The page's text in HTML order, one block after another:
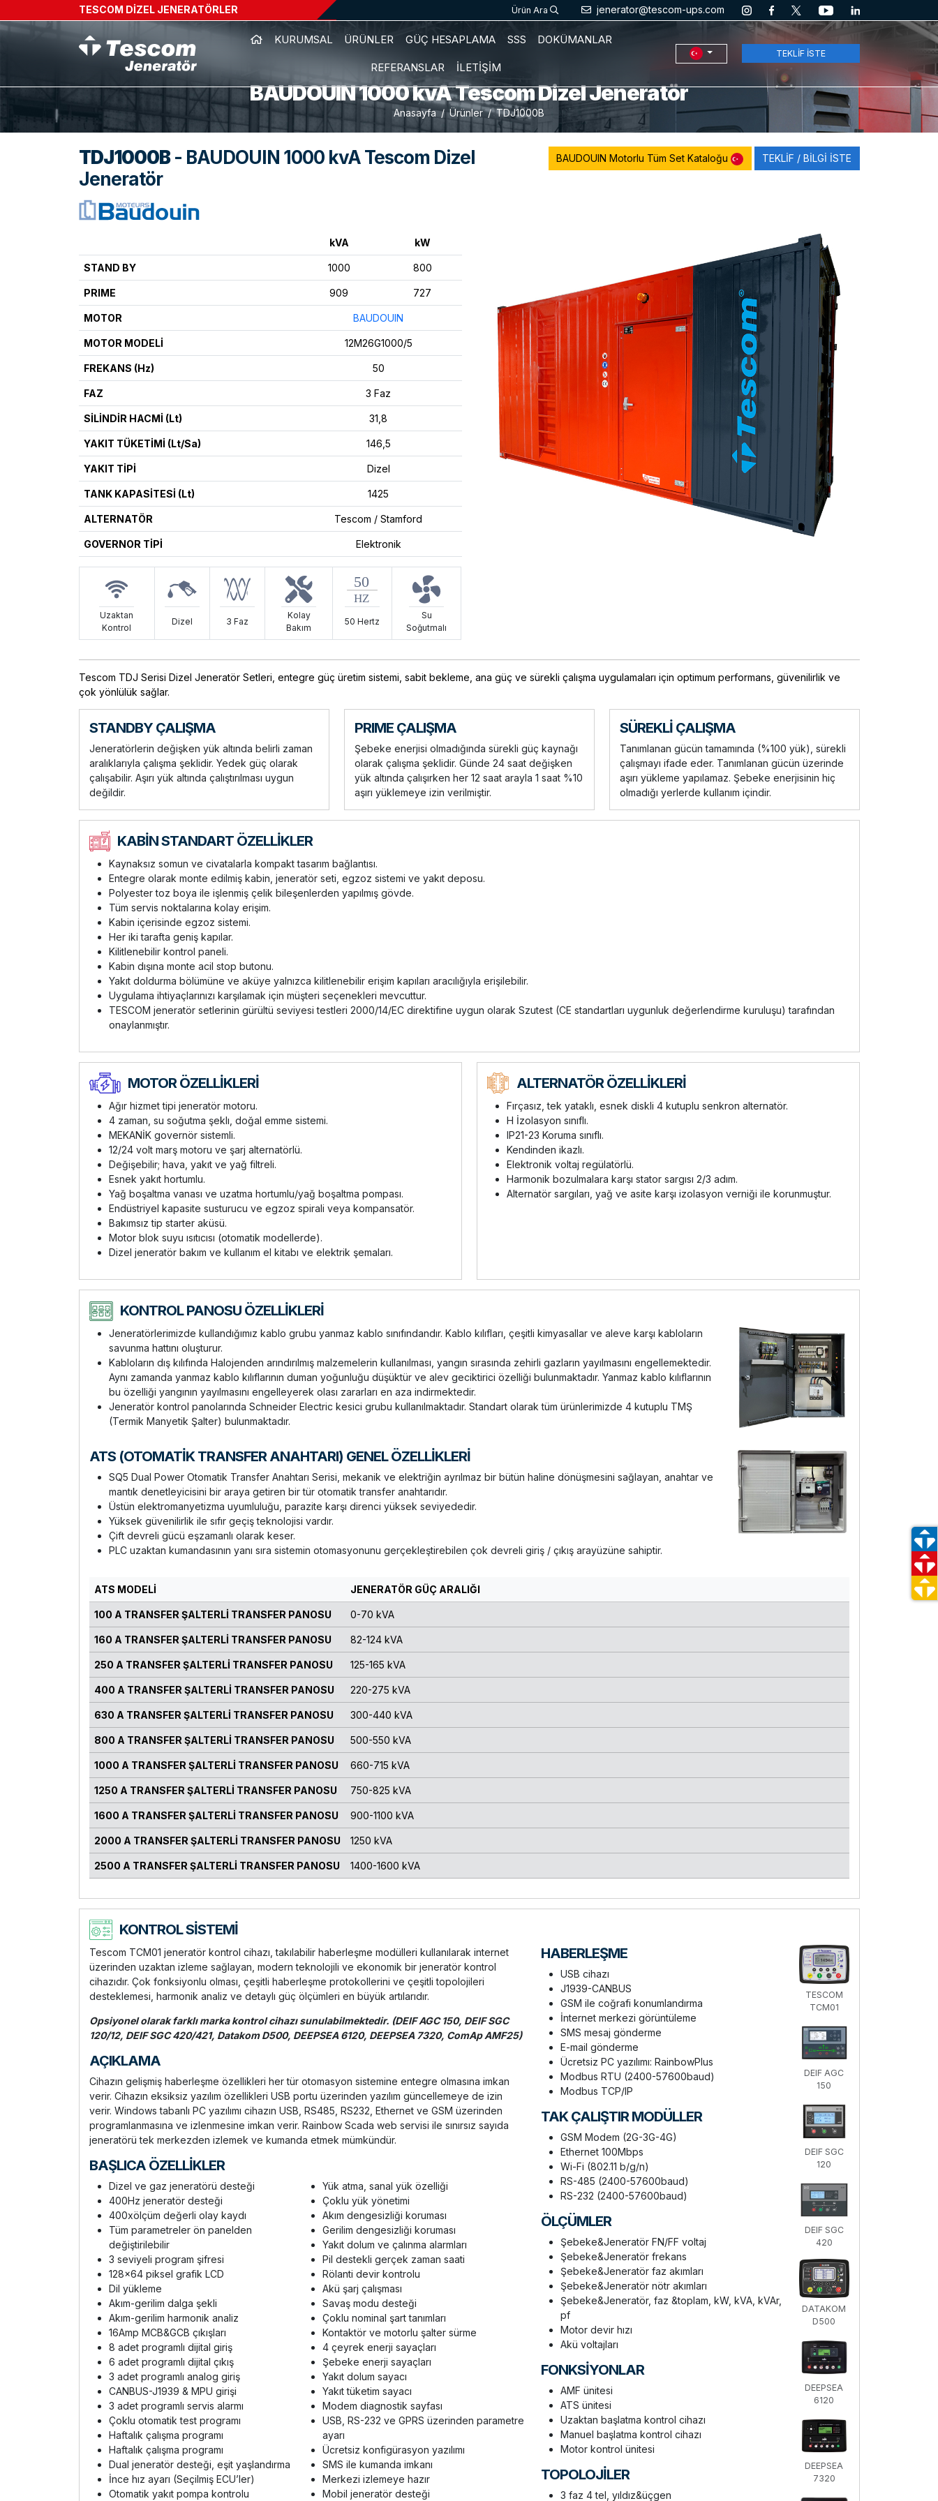
TESCOM DİZEL JENERATÖRLER Ürün Ara jenerator@tescom-ups.com
KURUMSAL ÜRÜNLER GÜÇ HESAPLAMA SSS DOKÜMANLAR
REFERANSLAR İLETİŞİM
TEKLİF İSTE
BAUDOUIN 1000 kvA Tescom Dizel Jeneratör
Anasayfa Ürünler TDJ1000B
TDJ1000B- BAUDOUIN 1000 kvA Tescom Dizel
Jeneratör
BAUDOUIN Motorlu Tüm Set Kataloğu TEKLİF / BİLGİ İSTE
kVA kW
STAND BY 1000 800
PRIME 909 727
MOTOR BAUDOUIN
MOTOR MODELİ 12M26G1000/5
FREKANS (Hz) 50
FAZ 3 Faz
SİLİNDİR HACMİ (Lt) 31,8
YAKIT TÜKETİMİ (Lt/Sa) 146,5
YAKIT TİPİ Dizel
TANK KAPASİTESİ (Lt) 1425
ALTERNATÖR Tescom / Stamford
GOVERNOR TİPİ Elektronik
Uzaktan
Kontrol
Dizel 3 Faz
Kolay
Bakım
50 Hertz
Su
Soğutmalı
Tescom TDJ Serisi Dizel Jeneratör Setleri, entegre güç üretim sistemi, sabit bekleme, ana güç ve sürekli çalışma uygulamaları için optimum performans, güvenilirlik ve
çok yönlülük sağlar.
STANDBY ÇALIŞMA
Jeneratörlerin değişken yük altında belirli zaman
aralıklarıyla çalışma şeklidir. Yedek güç olarak
çalışabilir. Aşırı yük altında çalıştırılması uygun
değildir.
PRIME ÇALIŞMA
Şebeke enerjisi olmadığında sürekli güç kaynağı
olarak çalışma şeklidir. Günde 24 saat değişken
yük altında çalışırken her 12 saat arayla 1 saat %10
aşırı yüklemeye izin verilmiştir.
SÜREKLİ ÇALIŞMA
Tanımlanan gücün tamamında (%100 yük), sürekli
çalışmayı ifade eder. Tanımlanan gücün üzerinde
aşırı yükleme yapılamaz. Şebeke enerjisinin hiç
olmadığı yerlerde kullanım içindir.
KABİN STANDART ÖZELLİKLER
Kaynaksız somun ve civatalarla kompakt tasarım bağlantısı.
Entegre olarak monte edilmiş kabin, jeneratör seti, egzoz sistemi ve yakıt deposu.
Polyester toz boya ile işlenmiş çelik bileşenlerden yapılmış gövde.
Tüm servis noktalarına kolay erişim.
Kabin içerisinde egzoz sistemi.
Her iki tarafta geniş kapılar.
Kilitlenebilir kontrol paneli.
Kabin dışına monte acil stop butonu.
Yakıt doldurma bölümüne ve aküye yalnızca kilitlenebilir erişim kapıları aracılığıyla erişilebilir.
Uygulama ihtiyaçlarınızı karşılamak için müşteri seçenekleri mevcuttur.
TESCOM jeneratör setlerinin gürültü seviyesi testleri 2000/14/EC direktifine uygun olarak Szutest (CE standartları uygunluk değerlendirme kuruluşu) tarafından
onaylanmıştır.
MOTOR ÖZELLİKLERİ
Ağır hizmet tipi jeneratör motoru.
4 zaman, su soğutma şeklı, doğal emme sistemi.
MEKANİK governör sistemli.
12/24 volt marş motoru ve şarj alternatörlü.
Değişebilir; hava, yakıt ve yağ filtreli.
Esnek yakıt hortumlu.
Yağ boşaltma vanası ve uzatma hortumlu/yağ boşaltma pompası.
Endüstriyel kapasite susturucu ve egzoz spirali veya kompansatör.
Bakımsız tip starter aküsü.
Motor blok suyu ısıtıcısı (otomatik modellerde).
Dizel jeneratör bakım ve kullanım el kitabı ve elektrik şemaları.
ALTERNATÖR ÖZELLİKLERİ
Fırçasız, tek yataklı, esnek diskli 4 kutuplu senkron alternatör.
H İzolasyon sınıflı.
IP21-23 Koruma sınıflı.
Kendinden ikazlı.
Elektronik voltaj regülatörlü.
Harmonik bozulmalara karşı stator sargısı 2/3 adım.
Alternatör sargıları, yağ ve asite karşı izolasyon verniği ile korunmuştur.
KONTROL PANOSU ÖZELLİKLERİ
Jeneratörlerimizde kullandığımız kablo grubu yanmaz kablo sınıfındandır. Kablo kılıfları, çeşitli kimyasallar ve aleve karşı kabloların
savunma hattını oluşturur.
Kabloların dış kılıfında Halojenden arındırılmış malzemelerin kullanılması, yangın sırasında zehirli gazların yayılmasını engellemektedir.
Aynı zamanda yanmaz kablo kılıflarının duman yoğunluğu düşüktür ve alev geciktirici özelliği bulunmaktadır. Yanmaz kablo kılıflarının
bu özelliği yangının yayılmasını engelleyerek olası zararları en aza indirmektedir.
Jeneratör kontrol panolarında Schneider Electric kesici grubu kullanılmaktadır. Standart olarak tüm ürünlerimizde 4 kutuplu TMŞ
(Termik Manyetik Şalter) bulunmaktadır.
ATS (OTOMATİK TRANSFER ANAHTARI) GENEL ÖZELLİKLERİ
SQ5 Dual Power Otomatik Transfer Anahtarı Serisi, mekanik ve elektriğin ayrılmaz bir bütün haline dönüşmesini sağlayan, anahtar ve
mantık denetleyicisini bir araya getiren bir tür otomatik transfer anahtarıdır.
Üstün elektromanyetizma uyumluluğu, parazite karşı direnci yüksek seviyededir.
Yüksek güvenilirlik ile sıfır geçiş teknolojisi vardır.
Çift devreli gücü eşzamanlı olarak keser.
PLC uzaktan kumandasının yanı sıra sistemin otomasyonunu gerçekleştirebilen çok devreli giriş / çıkış arayüzüne sahiptir.
ATS MODELİ JENERATÖR GÜÇ ARALIĞI
100 A TRANSFER ŞALTERLİ TRANSFER PANOSU 0-70 kVA
160 A TRANSFER ŞALTERLİ TRANSFER PANOSU 82-124 kVA
250 A TRANSFER ŞALTERLİ TRANSFER PANOSU 125-165 kVA
400 A TRANSFER ŞALTERLİ TRANSFER PANOSU 220-275 kVA
630 A TRANSFER ŞALTERLİ TRANSFER PANOSU 300-440 kVA
800 A TRANSFER ŞALTERLİ TRANSFER PANOSU 500-550 kVA
1000 A TRANSFER ŞALTERLİ TRANSFER PANOSU 660-715 kVA
1250 A TRANSFER ŞALTERLİ TRANSFER PANOSU 750-825 kVA
1600 A TRANSFER ŞALTERLİ TRANSFER PANOSU 900-1100 kVA
2000 A TRANSFER ŞALTERLİ TRANSFER PANOSU 1250 kVA
2500 A TRANSFER ŞALTERLİ TRANSFER PANOSU 1400-1600 kVA
KONTROL SİSTEMİ
Tescom TCM01 jeneratör kontrol cihazı, takılabilir haberleşme modülleri kullanılarak internet
üzerinden uzaktan izleme sağlayan, modern teknolojili ve ekonomik bir jeneratör kontrol
cihazıdır. Çok fonksiyonlu olması, çeşitli haberleşme protokollerini ve çeşitli topolojileri
desteklemesi, harmonik analiz ve detaylı güç ölçümleri en büyük artılarıdır.
Opsiyonel olarak farklı marka kontrol cihazı sunulabilmektedir. (DEIF AGC 150, DEIF SGC
120/12, DEIF SGC 420/421, Datakom D500, DEEPSEA 6120, DEEPSEA 7320, ComAp AMF25)
AÇIKLAMA
Cihazın gelişmiş haberleşme özellikleri her tür otomasyon sistemine entegre olmasına imkan
verir. Cihazın eksiksiz yazılım özellikleri USB portu üzerinden yazılım güncellemeye de izin
verir. Windows tabanlı PC yazılımı cihazın USB, RS485, RS232, Ethernet ve GSM üzerinden
programlanmasına ve izlenmesine imkan verir. Rainbow Scada web servisi ile sınırsız sayıda
jeneratörü tek merkezden izlemek ve kumanda etmek mümkündür.
BAŞLICA ÖZELLİKLER
Dizel ve gaz jeneratörü desteği
400Hz jeneratör desteği
400xölçüm değerli olay kaydı
Tüm parametreler ön panelden
değiştirilebilir
3 seviyeli program şifresi
128x64 piksel grafik LCD
Dil yükleme
Akım-gerilim dalga şekli
Akım-gerilim harmonik analiz
16Amp MCB&GCB çıkışları
8 adet programlı dijital giriş
6 adet programlı dijital çıkış
3 adet programlı analog giriş
CANBUS-J1939 & MPU girişi
3 adet programlı servis alarmı
Çoklu otomatik test programı
Haftalık çalışma programı
Haftalık çalışma programı
Dual jeneratör desteği, eşit yaşlandırma
İnce hız ayarı (Seçilmiş ECU’ler)
Otomatik yakıt pompa kontrolu
Yük atma, sanal yük özelliği
Çoklu yük yönetimi
Akım dengesizliği koruması
Gerilim dengesizliği koruması
Yakıt dolum ve çalınma alarmları
Pil destekli gerçek zaman saati
Rölanti devir kontrolu
Akü şarj çalışması
Savaş modu desteği
Çoklu nominal şart tanımları
Kontaktör ve motorlu şalter sürme
4 çeyrek enerji sayaçları
Şebeke enerji sayaçları
Yakıt dolum sayacı
Yakıt tüketim sayacı
Modem diagnostik sayfası
USB, RS-232 ve GPRS üzerinden parametre
ayarı
Ücretsiz konfigürasyon yazılımı
SMS ile kumanda imkanı
Merkezi izlemeye hazır
Mobil jeneratör desteği
HABERLEŞME
USB cihazı
J1939-CANBUS
GSM ile coğrafi konumlandırma
İnternet merkezi görüntüleme
SMS mesaj gönderme
E-mail gönderme
Ücretsiz PC yazılımı: RainbowPlus
Modbus RTU (2400-57600baud)
Modbus TCP/IP
TAK ÇALIŞTIR MODÜLLER
GSM Modem (2G-3G-4G)
Ethernet 100Mbps
Wi-Fi (802.11 b/g/n)
RS-485 (2400-57600baud)
RS-232 (2400-57600baud)
ÖLÇÜMLER
Şebeke&Jeneratör FN/FF voltaj
Şebeke&Jeneratör frekans
Şebeke&Jeneratör faz akımları
Şebeke&Jeneratör nötr akımları
Şebeke&Jeneratör, faz &toplam, kW, kVA, kVAr,
pf
Motor devir hızı
Akü voltajları
FONKSİYONLAR
AMF ünitesi
ATS ünitesi
Uzaktan başlatma kontrol cihazı
Manuel başlatma kontrol cihazı
Motor kontrol ünitesi
TOPOLOJİLER
3 faz 4 tel, yıldız&üçgen
TESCOM
TCM01
DEIF AGC
150
DEIF SGC
120
DEIF SGC
420
DATAKOM
D500
DEEPSEA
6120
DEEPSEA
7320